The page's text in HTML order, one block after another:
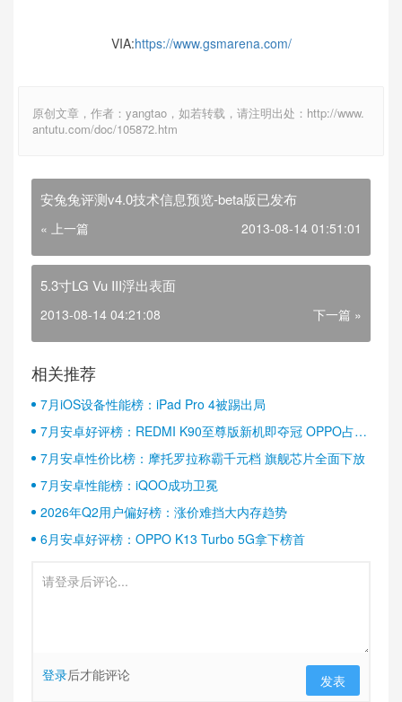
VIA:https://www.gsmarena.com/
原创文章，作者：yangtao，如若转载，请注明出处：http://www.
antutu.com/doc/105872.htm
安兔兔评测v4.0技术信息预览-beta版已发布
« 上一篇 2013-08-14 01:51:01
5.3寸LG Vu III浮出表面
2013-08-14 04:21:08 下一篇 »
相关推荐
7月iOS设备性能榜：iPad Pro 4被踢出局
7月安卓好评榜：REDMI K90至尊版新机即夺冠 OPPO占据
半壁江山
7月安卓性价比榜：摩托罗拉称霸千元档 旗舰芯片全面下放
7月安卓性能榜：iQOO成功卫冕
2026年Q2用户偏好榜：涨价难挡大内存趋势
6月安卓好评榜：OPPO K13 Turbo 5G拿下榜首
登录后才能评论 发表